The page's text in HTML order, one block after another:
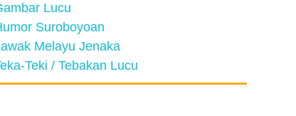
Lucu
Suroboyoan
Melayu Jenaka
Teki / Tebakan Lucu